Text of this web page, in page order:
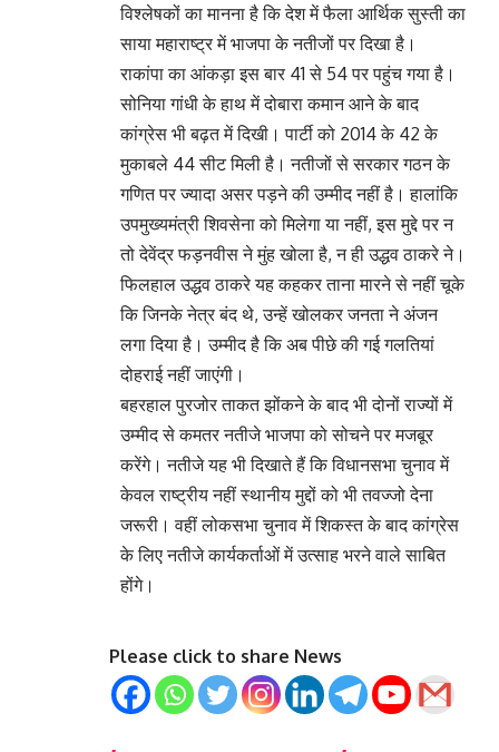
विश्लेषकों का मानना है कि देश में फैला आर्थिक सुस्ती का
साया महाराष्ट्र में भाजपा के नतीजों पर दिखा है।
राकांपा का आंकड़ा इस बार 41 से 54 पर पहुंच गया है।
सोनिया गांधी के हाथ में दोबारा कमान आने के बाद
कांग्रेस भी बढ़त में दिखी। पार्टी को 2014 के 42 के
मुकाबले 44 सीट मिली है। नतीजों से सरकार गठन के
गणित पर ज्यादा असर पड़ने की उम्मीद नहीं है। हालांकि
उपमुख्यमंत्री शिवसेना को मिलेगा या नहीं, इस मुद्दे पर न
तो देवेंद्र फड़नवीस ने मुंह खोला है, न ही उद्धव ठाकरे ने।
फिलहाल उद्धव ठाकरे यह कहकर ताना मारने से नहीं चूके
कि जिनके नेत्र बंद थे, उन्हें खोलकर जनता ने अंजन
लगा दिया है। उम्मीद है कि अब पीछे की गई गलतियां
दोहराई नहीं जाएंगी।
बहरहाल पुरजोर ताकत झोंकने के बाद भी दोनों राज्यों में
उम्मीद से कमतर नतीजे भाजपा को सोचने पर मजबूर
करेंगे। नतीजे यह भी दिखाते हैं कि विधानसभा चुनाव में
केवल राष्ट्रीय नहीं स्थानीय मुद्दों को भी तवज्जो देना
जरूरी। वहीं लोकसभा चुनाव में शिकस्त के बाद कांग्रेस
के लिए नतीजे कार्यकर्ताओं में उत्साह भरने वाले साबित
होंगे।
Please click to share News